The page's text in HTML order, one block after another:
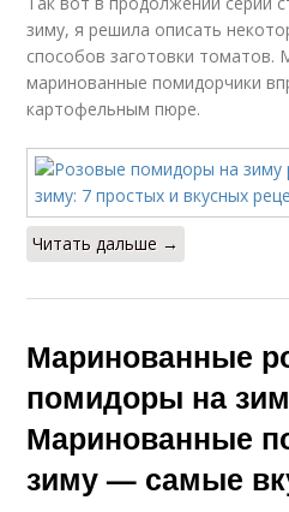
зиму, я решила описать
способов заготовки томатов.
маринованные помидорчики
картофельным пюре.
Читать дальше →
Маринованные
помидоры на
Маринованные
зиму — самые